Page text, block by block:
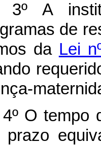
3º A
de
da Lei
O tempo
prazo